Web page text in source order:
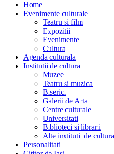
Home
Evenimente culturale
Teatru si film
Expozitii
Evenimente
Cultura
Agenda culturala
Institutii de cultura
Muzee
Teatru si muzica
Biserici
Galerii de Arta
Centre culturale
Universitati
Biblioteci si librarii
Alte institutii de cultura
Personalitati